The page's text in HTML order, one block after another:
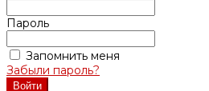
Пароль
Запомнить меня
Забыли пароль?